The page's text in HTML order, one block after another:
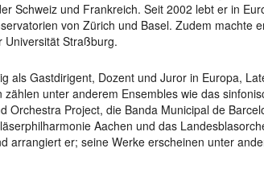
Schweiz und Frankreich. Seit 2002 lebt er in
von Zürich und Basel. Zudem machte
Universität Straßburg.
als Gastdirigent, Dozent und Juror in Europa,
unter anderem Ensembles wie das
Orchestra Project, die Banda Municipal de
Aachen und das
arrangiert er; seine Werke erscheinen unter